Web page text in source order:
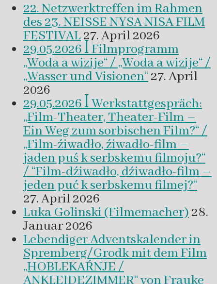
22. Netzwerktreffen im Rahmen
des 23. NEISSE NYSA NISA FILM
FESTIVAL27. April 2026
29.05.2026 ꟾ Filmprogramm
„Woda a wizije“ / „Woda a wizije“ /
„Wasser und Visionen“27. April
2026
29.05.2026 ꟾ Werkstattgespräch:
„Film-Theater, Theater-Film –
Ein Weg zum sorbischen Film?“ /
„Film-źiwadło, źiwadło-film –
jaden puś k serbskemu filmoju?“
/ “Film-dźiwadło, dźiwadło-film –
jeden puć k serbskemu filmej?“
27. April 2026
Luka Golinski (Filmemacher)28.
Januar 2026
Lebendiger Adventskalender in
Spremberg/Grodk mit dem Film
„HOBLEKAŔNJE /
ANKLEIDEZIMMER“ von Frauke